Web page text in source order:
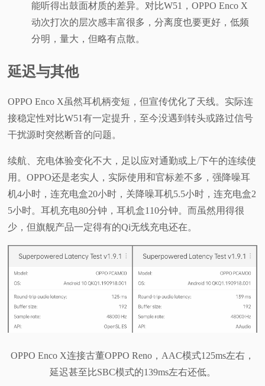
能听得出鼓面材质的差异。对比W51，OPPO Enco X
动次打次的层次感丰富很多，分离度也要更好，低频
分明，量大，但略有点散。
延迟与其他
OPPO Enco X虽然耳机柄变短，但宣传优化了天线。实际连
接稳定性对比W51有一定提升，至今没遇到转头或路过信号
干扰源时突然断音的问题。
续航、充电体验变化不大，足以应对通勤或上/下午的连续使
用。OPPO还是老实人，实际使用和官标差不多，强降噪耳
机4小时，连充电盒20小时，关降噪耳机5.5小时，连充电盒2
5小时。耳机充电80分钟，耳机盒110分钟。而虽然用得很
少，但旗舰产品一定得有的Qi无线充电还在。
OPPO Enco X连接古董OPPO Reno，AAC模式125ms左右，
延迟甚至比SBC模式的139ms左右还低。